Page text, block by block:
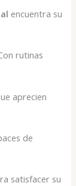
encuentra su
rutinas
aprecien
de
satisfacer su